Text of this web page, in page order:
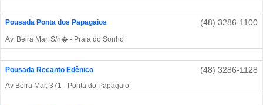
Pousada Ponta dos Papagaios (48) 3286-1100
Av. Beira Mar, S/n� - Praia do Sonho
Pousada Recanto Edênico (48) 3286-1128
Av Beira Mar, 371 - Ponta do Papagaio